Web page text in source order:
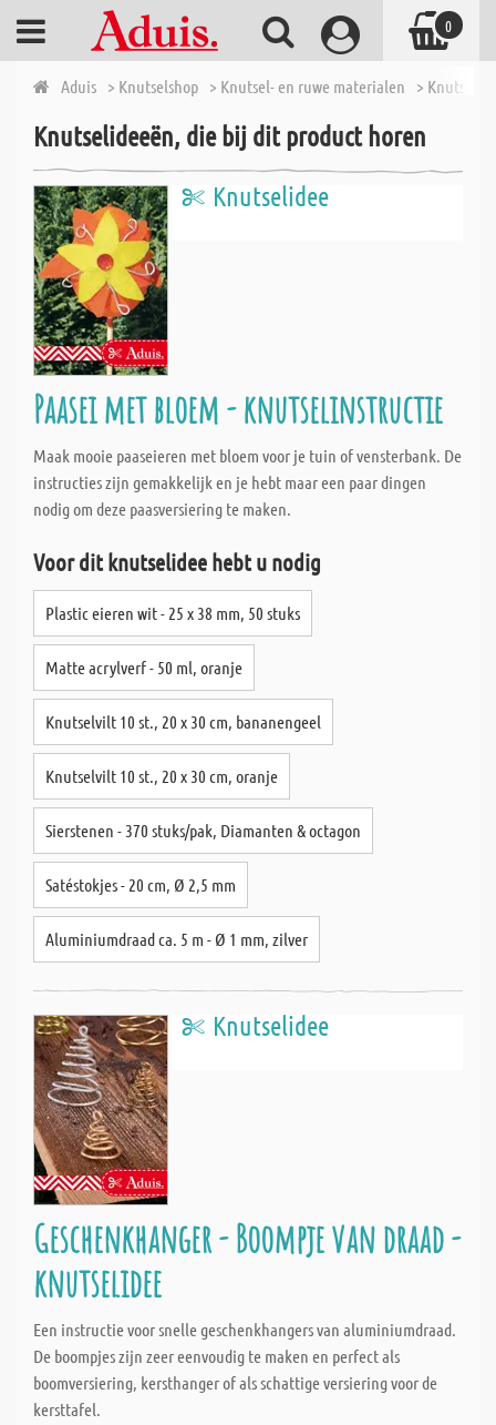
Aduis > Knutselshop > Knutsel- en ruwe materialen >
Knutselideeën, die bij dit product horen
Knutselidee
Paasei met bloem - knutselinstructie
Maak mooie paaseieren met bloem voor je tuin of vensterbank. De
instructies zijn gemakkelijk en je hebt maar een paar dingen
nodig om deze paasversiering te maken.
Voor dit knutselidee hebt u nodig
Plastic eieren wit - 25 x 38 mm, 50 stuks
Matte acrylverf - 50 ml, oranje
Knutselvilt 10 st., 20 x 30 cm, bananengeel
Knutselvilt 10 st., 20 x 30 cm, oranje
Sierstenen - 370 stuks/pak, Diamanten & octagon
Satéstokjes - 20 cm, Ø 2,5 mm
Aluminiumdraad ca. 5 m - Ø 1 mm, zilver
Knutselidee
Geschenkhanger - Boompje van draad -
knutselidee
Een instructie voor snelle geschenkhangers van aluminiumdraad.
De boompjes zijn zeer eenvoudig te maken en perfect als
boomversiering, kersthanger of als schattige versiering voor de
kersttafel.
0